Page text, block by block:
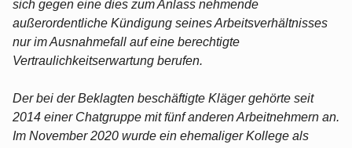
sich gegen eine dies zum Anlass nehmende
außerordentliche Kündigung seines Arbeitsverhältnisses
nur im Ausnahmefall auf eine berechtigte
Vertraulichkeitserwartung berufen.
Der bei der Beklagten beschäftigte Kläger gehörte seit
2014 einer Chatgruppe mit fünf anderen Arbeitnehmern an.
Im November 2020 wurde ein ehemaliger Kollege als